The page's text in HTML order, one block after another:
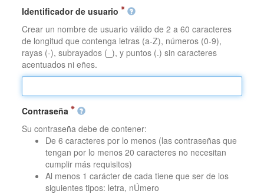
Identificador de usuario
Crear un nombre de usuario válido de 2 a 60 caracteres
de longitud que contenga letras (a-Z), números (0-9),
rayas (-), subrayados (_), y puntos (.) sin caracteres
acentuados ni eñes.
Contraseña
Su contraseña debe de contener:
De 6 caracteres por lo menos (las contraseñas que
tengan por lo menos 20 caracteres no necesitan
cumplir más requisitos)
Al menos 1 carácter de cada tiene que ser de los
siguientes tipos: letra, nÚmero